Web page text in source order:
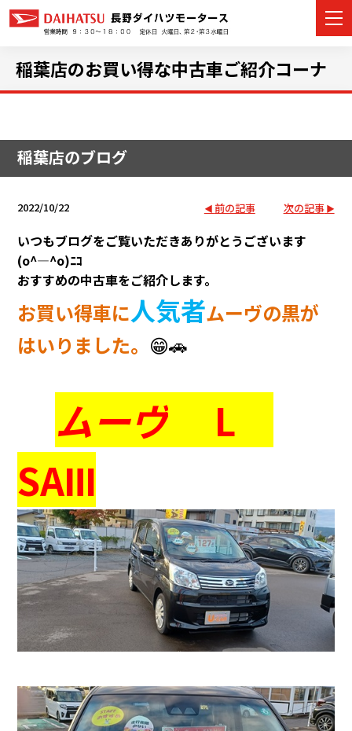
店舗情報
イベント・キャンペーン
ご購入者サポート
アフターサポート
稲葉店のお買い得な中古車ご紹介コーナ
稲葉店のブログ
2022/10/22 前の記事 次の記事
いつもブログをご覧いただきありがとうございます
(o^―^o)ﾆｺ
おすすめの中古車をご紹介します。
お買い得車に人気者ムーヴの黒が
はいりました。 😁🚗
ムーヴ L
SAⅢ